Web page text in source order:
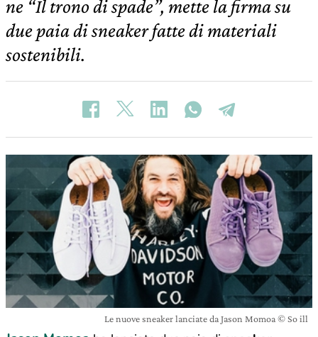
ne “Il trono di spade”, mette la firma su
due paia di sneaker fatte di materiali
sostenibili.
Le nuove sneaker lanciate da Jason Momoa © So ill